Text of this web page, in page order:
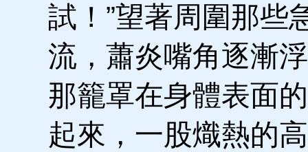
試！”望著周圍那些
流，蕭炎嘴角逐漸
那籠罩在身體表面
起來，一股熾熱的